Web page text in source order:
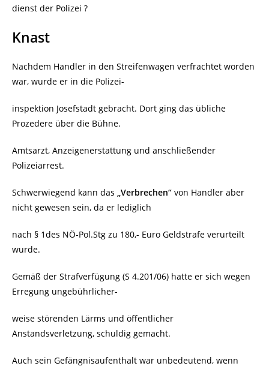
dienst der Polizei ?
Knast
Nachdem Handler in den Streifenwagen verfrachtet worden
war, wurde er in die Polizei-
inspektion Josefstadt gebracht. Dort ging das übliche
Prozedere über die Bühne.
Amtsarzt, Anzeigenerstattung und anschließender
Polizeiarrest.
Schwerwiegend kann das „Verbrechen“ von Handler aber
nicht gewesen sein, da er lediglich
nach § 1des NÖ-Pol.Stg zu 180,- Euro Geldstrafe verurteilt
wurde.
Gemäß der Strafverfügung (S 4.201/06) hatte er sich wegen
Erregung ungebührlicher-
weise störenden Lärms und öffentlicher
Anstandsverletzung, schuldig gemacht.
Auch sein Gefängnisaufenthalt war unbedeutend, wenn